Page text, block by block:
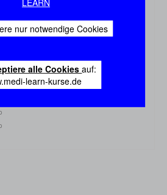
LEARN
nur notwendige Cookies
alle Cookiesauf:
learn-kurse.de